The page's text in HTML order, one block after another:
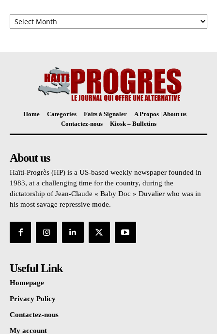
Archives
Home Categories Faits à Signaler
A Propos | About us
Contactez-nous
Kiosk – Bulletins
About us
Haïti-Progrès (HP) is a US-based weekly newspaper founded in
1983, at a challenging time for the country, during the
dictatorship of Jean-Claude « Baby Doc » Duvalier who was in
his most savage repressive mode.
Useful Link
Homepage
Privacy Policy
Contactez-nous
My account